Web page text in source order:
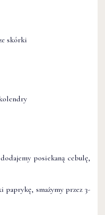
skórki
posiekaną cebulę,
smażymy przez 3-